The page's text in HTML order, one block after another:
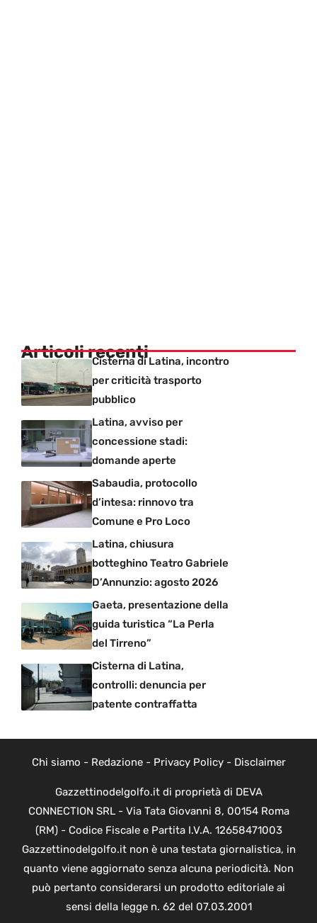
Articoli recentiCisterna di Latina, incontro
per criticità trasporto
pubblico
Latina, avviso per
concessione stadi:
domande aperte
Sabaudia, protocollo
d’intesa: rinnovo tra
Comune e Pro Loco
Latina, chiusura
botteghino Teatro Gabriele
D’Annunzio: agosto 2026
Gaeta, presentazione della
guida turistica “La Perla
del Tirreno”
Cisterna di Latina,
controlli: denuncia per
patente contraffatta
Chi siamo - Redazione- Privacy Policy- Disclaimer
Gazzettinodelgolfo.it di proprietà di DEVA
CONNECTION SRL - Via Tata Giovanni 8, 00154 Roma
(RM) - Codice Fiscale e Partita I.V.A. 12658471003
Gazzettinodelgolfo.it non è una testata giornalistica, in
quanto viene aggiornato senza alcuna periodicità. Non
può pertanto considerarsi un prodotto editoriale ai
sensi della legge n. 62 del 07.03.2001